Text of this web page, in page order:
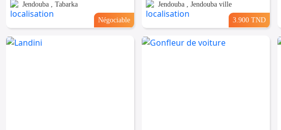
Jendouba , Tabarka
Négociable
Jendouba , Jendouba ville
3.900 TND